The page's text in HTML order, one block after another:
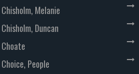
Chisholm, Melanie
Chisholm, Duncan
Choate
Choice, People